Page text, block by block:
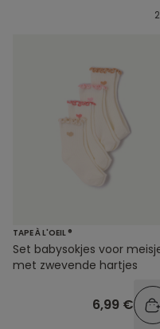
TAPE À L'OEIL ®
Set babysokjes voor
met zwevende hartjes
6,99 €